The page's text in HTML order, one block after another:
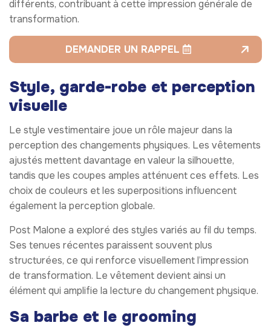
différents, contribuant à cette impression générale de
transformation.
DEMANDER UN RAPPEL
Style, garde-robe et perception
visuelle
Le style vestimentaire joue un rôle majeur dans la
perception des changements physiques. Les vêtements
ajustés mettent davantage en valeur la silhouette,
tandis que les coupes amples atténuent ces effets. Les
choix de couleurs et les superpositions influencent
également la perception globale.
Post Malone a exploré des styles variés au fil du temps.
Ses tenues récentes paraissent souvent plus
structurées, ce qui renforce visuellement l’impression
de transformation. Le vêtement devient ainsi un
élément qui amplifie la lecture du changement physique.
Sa barbe et le grooming